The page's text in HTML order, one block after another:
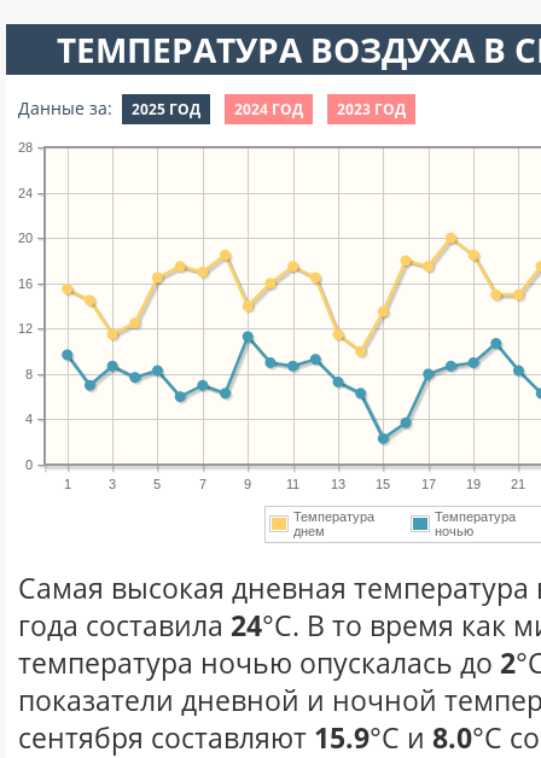
ТЕМПЕРАТУРА ВОЗДУХА В
Данные за: 2025 ГОД 2024 ГОД 2023 ГОД
1 3 5 7 9 11 13 15 17 19 21
0
4
8
12
16
20
24
28
Температура
днем
Температура
ночью
Самая высокая дневная температура
года составила 24°С. В то время как
температура ночью опускалась до 2
показатели дневной и ночной
сентября составляют 15.9°С и 8.0°С